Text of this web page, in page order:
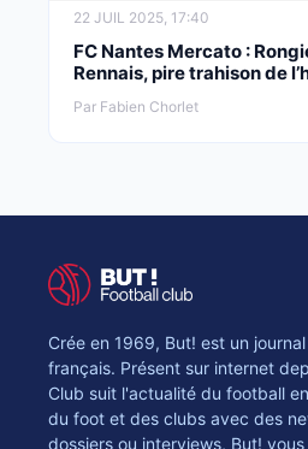
22 JUIL 2025, 17:40
FC Nantes Mercato :
Rennais, pire trahison de
Par Fabien Chorlet
Crée en 1969, But! est un
français. Présent sur internet
Club suit l'actualité du football
du foot et des clubs avec des
dossiers ou interviews, But!